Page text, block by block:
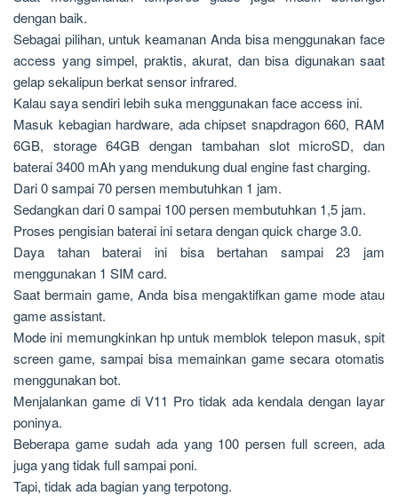
dengan baik.
Sebagai pilihan, untuk keamanan Anda bisa menggunakan face
access yang simpel, praktis, akurat, dan bisa digunakan saat
gelap sekalipun berkat sensor infrared.
Kalau saya sendiri lebih suka menggunakan face access ini.
Masuk kebagian hardware, ada chipset snapdragon 660, RAM
6GB, storage 64GB dengan tambahan slot microSD, dan
baterai 3400 mAh yang mendukung dual engine fast charging.
Dari 0 sampai 70 persen membutuhkan 1 jam.
Sedangkan dari 0 sampai 100 persen membutuhkan 1,5 jam.
Proses pengisian baterai ini setara dengan quick charge 3.0.
Daya tahan baterai ini bisa bertahan sampai 23 jam
menggunakan 1 SIM card.
Saat bermain game, Anda bisa mengaktifkan game mode atau
game assistant.
Mode ini memungkinkan hp untuk memblok telepon masuk, spit
screen game, sampai bisa memainkan game secara otomatis
menggunakan bot.
Menjalankan game di V11 Pro tidak ada kendala dengan layar
poninya.
Beberapa game sudah ada yang 100 persen full screen, ada
juga yang tidak full sampai poni.
Tapi, tidak ada bagian yang terpotong.